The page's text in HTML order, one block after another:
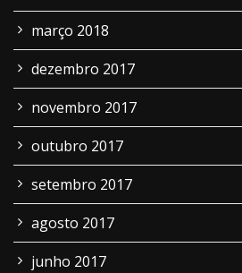
março 2018
dezembro 2017
novembro 2017
outubro 2017
setembro 2017
agosto 2017
junho 2017